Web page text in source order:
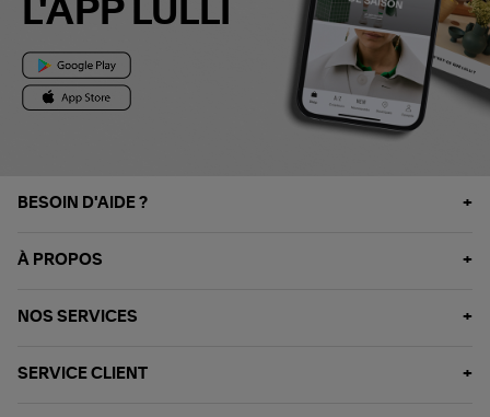
L'APP LULLI
BESOIN D'AIDE ?
À PROPOS
NOS SERVICES
SERVICE CLIENT